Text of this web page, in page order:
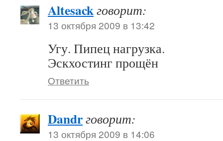
Altesackговорит:
13 октября 2009 в 13:42
Угу. Пипец нагрузка.
Эскхостинг прощён
Ответить
Dandrговорит:
13 октября 2009 в 14:06